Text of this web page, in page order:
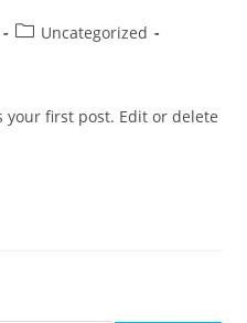
Beitrags-
Uncategorized
your first post. Edit or delete